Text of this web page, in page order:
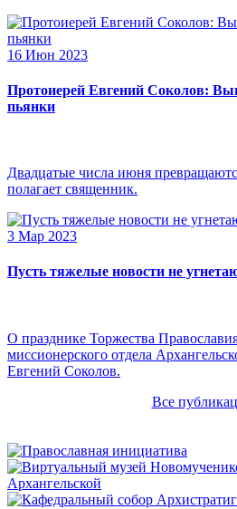
16 Июн 2023
Протоиерей Евгений Соколов:
пьянки
Двадцатые числа июня
полагает священник.
3 Мар 2023
Пусть тяжелые новости не
О празднике Торжества Православия
миссионерского отдела
Евгений Соколов.
Все